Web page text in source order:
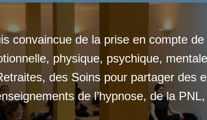
convaincue de la prise en compte
physique, psychique,
des Soins pour partager des
de l’hypnose, de la